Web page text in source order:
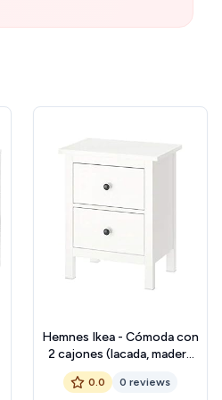
Hemnes Ikea - Cómoda con
2 cajones (lacada, madera
maciza, 54 x 66 cm), color
blanco
0.0 0 reviews